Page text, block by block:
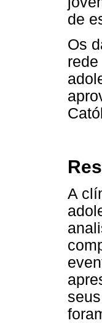
de
Os
A